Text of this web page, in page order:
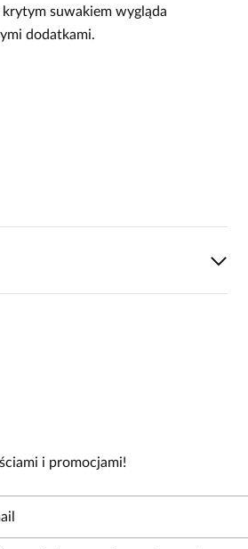
suwakiem wygląda
dodatkami.
i promocjami!